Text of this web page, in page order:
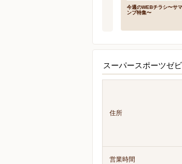
今週のWEBチラシ〜サ
ンプ特集〜
スーパースポーツゼ
住所
営業時間